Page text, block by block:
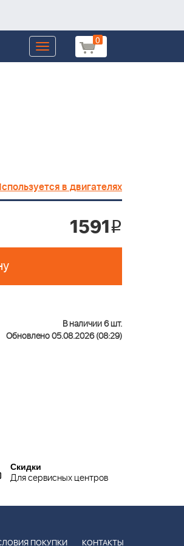
0
Toggle
navigation
в двигателях
1591i
В наличии 6 шт.
Обновлено 05.08.2026 (08:29)
Скидки
Для сервисных центров
ПОКУПКИ КОНТАКТЫ